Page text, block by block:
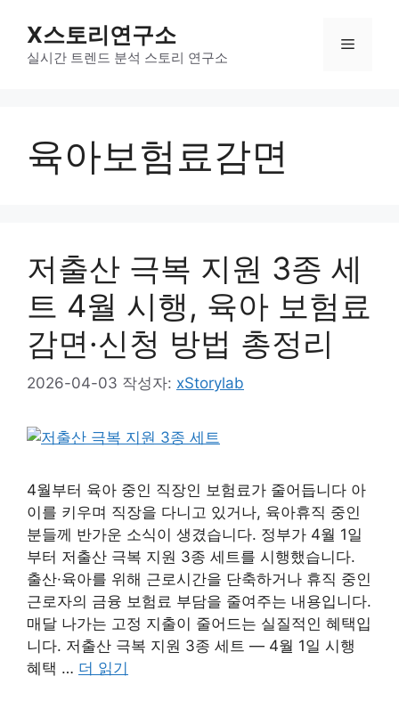
X스토리연구소
실시간 트렌드 분석 스토리 연구소
메
육아보험료감면
저출산 극복 지원 3종 세
트 4월 시행, 육아 보험료
감면·신청 방법 총정리
2026-04-03 작성자: xStorylab
4월부터 육아 중인 직장인 보험료가 줄어듭니다 아
이를 키우며 직장을 다니고 있거나, 육아휴직 중인
분들께 반가운 소식이 생겼습니다. 정부가 4월 1일
부터 저출산 극복 지원 3종 세트를 시행했습니다.
출산·육아를 위해 근로시간을 단축하거나 휴직 중인
근로자의 금융 보험료 부담을 줄여주는 내용입니다.
매달 나가는 고정 지출이 줄어드는 실질적인 혜택입
니다. 저출산 극복 지원 3종 세트 — 4월 1일 시행
혜택 … 더 읽기